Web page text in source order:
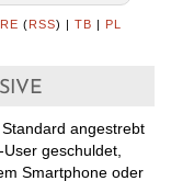
(RSS) | TB | PL
angestrebt
geschuldet,
Smartphone oder